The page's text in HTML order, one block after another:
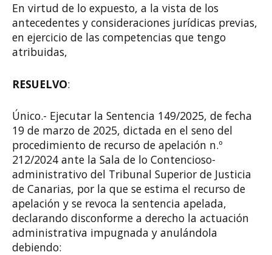
En virtud de lo expuesto, a la vista de los
antecedentes y consideraciones jurídicas previas,
en ejercicio de las competencias que tengo
atribuidas,
RESUELVO:
Único.- Ejecutar la Sentencia 149/2025, de fecha
19 de marzo de 2025, dictada en el seno del
procedimiento de recurso de apelación n.º
212/2024 ante la Sala de lo Contencioso-
administrativo del Tribunal Superior de Justicia
de Canarias, por la que se estima el recurso de
apelación y se revoca la sentencia apelada,
declarando disconforme a derecho la actuación
administrativa impugnada y anulándola
debiendo: